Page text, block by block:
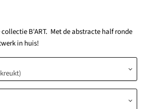
B'ART. Met de abstracte half ronde
in huis!